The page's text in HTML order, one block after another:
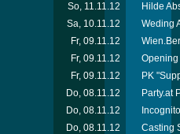
So, 11.11.12
Hilde
Sa, 10.11.12
Weding
Fr, 09.11.12
Fr, 09.11.12
Opening
Fr, 09.11.12
PK
Do, 08.11.12
Party.at
Do, 08.11.12
Do, 08.11.12
Casting